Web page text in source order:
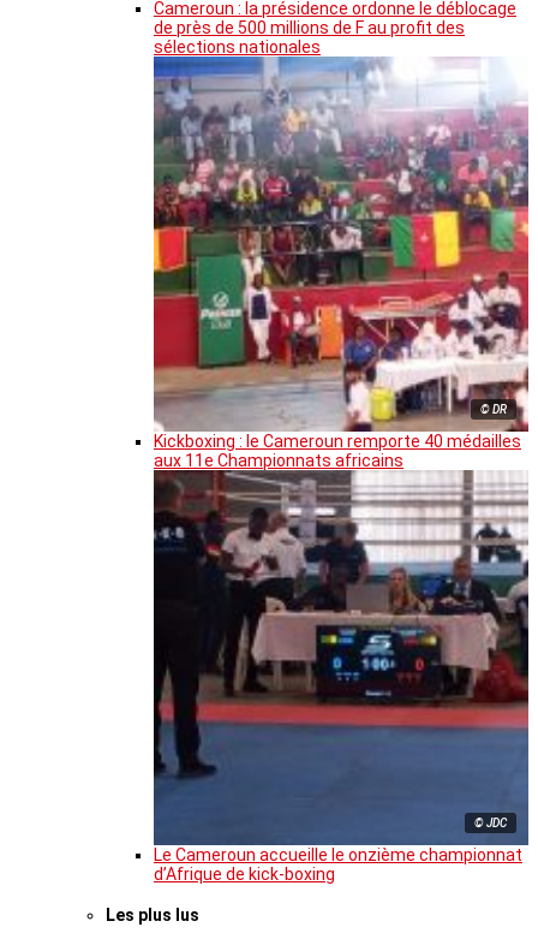
Cameroun : la présidence ordonne le déblocage
de près de 500 millions de F au profit des
sélections nationales
© DR
Kickboxing : le Cameroun remporte 40 médailles
aux 11e Championnats africains
© JDC
Le Cameroun accueille le onzième championnat
d’Afrique de kick-boxing
Les plus lus